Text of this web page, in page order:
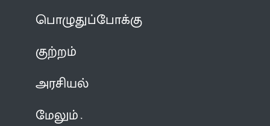
பொழுதுப்போக்கு
குற்றம்
அரசியல்
மேலும்